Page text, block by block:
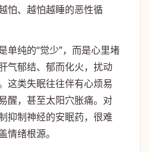
怕、越怕越睡的恶性循
单纯的“觉少”，而是心里堵
气郁结、郁而化火，扰动
这类失眠往往伴有心烦易
醒，甚至太阳穴胀痛。对
抑制神经的安眠药，很难
情绪根源。